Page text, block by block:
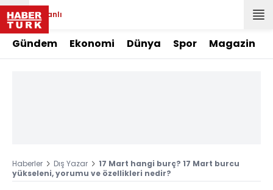
Canlı
Gündem Ekonomi Dünya Spor Magazin
Haberler Dış Yazar
17 Mart hangi burç? 17 Mart burcu
yükseleni, yorumu ve özellikleri nedir?